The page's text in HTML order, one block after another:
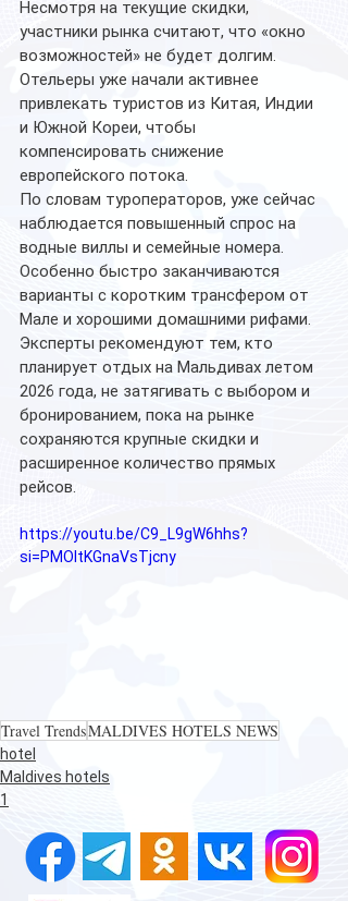
Несмотря на текущие скидки,
участники рынка считают, что «окно
возможностей» не будет долгим.
Отельеры уже начали активнее
привлекать туристов из Китая, Индии
и Южной Кореи, чтобы
компенсировать снижение
европейского потока.
По словам туроператоров, уже сейчас
наблюдается повышенный спрос на
водные виллы и семейные номера.
Особенно быстро заканчиваются
варианты с коротким трансфером от
Мале и хорошими домашними рифами.
Эксперты рекомендуют тем, кто
планирует отдых на Мальдивах летом
2026 года, не затягивать с выбором и
бронированием, пока на рынке
сохраняются крупные скидки и
расширенное количество прямых
рейсов.
https://youtu.be/C9_L9gW6hhs?
si=PMOItKGnaVsTjcny
Travel TrendsMALDIVES HOTELS NEWS
hotel
Maldives hotels
1